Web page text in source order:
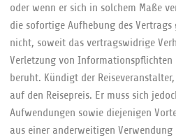
oder wenn er sich in solchem Maße
die sofortige Aufhebung des
nicht, soweit das vertragswidrige
Verletzung von Informationspflichten
beruht. Kündigt der
auf den Reisepreis. Er muss sich
Aufwendungen sowie diejenigen
aus einer anderweitigen